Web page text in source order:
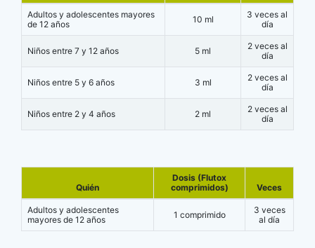
Adultos y adolescentes mayores
de 12 años
10 ml
3 veces al
día
Niños entre 7 y 12 años 5 ml
2 veces al
día
Niños entre 5 y 6 años 3 ml
2 veces al
día
Niños entre 2 y 4 años 2 ml
2 veces al
día
Quién
Dosis (Flutox
comprimidos)
Veces
Adultos y adolescentes
mayores de 12 años
1 comprimido
3 veces
al día